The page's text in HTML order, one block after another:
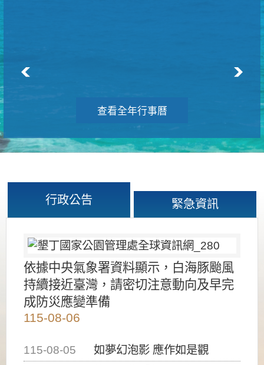
查看全年行事曆
行政公告 緊急資訊
依據中央氣象署資料顯示，白海豚颱風
持續接近臺灣，請密切注意動向及早完
成防災應變準備
115-08-06
115-08-05
如夢幻泡影 應作如是觀